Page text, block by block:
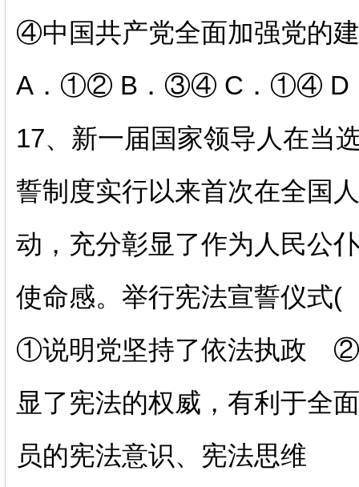
④中国共产党全面加强党的
A．①② B．③④ C．①④
17、 新一届国家领导人在当
誓制度实行以来首次在全国
动，充分彰显了作为人民公
使命感。举行宪法宣誓仪式
①说明党坚持了依法执政
显了宪法的权威，有利于
员的宪法意识、宪法思维